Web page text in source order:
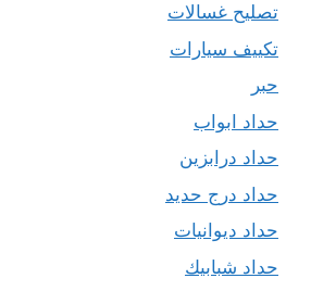
تصليح غسالات
تكييف سيارات
حبر
حداد ابواب
حداد درابزين
حداد درج حديد
حداد ديوانيات
حداد شبابيك